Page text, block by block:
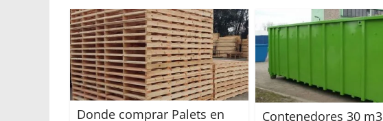
Donde comprar Palets en
Contenedores 30 m3